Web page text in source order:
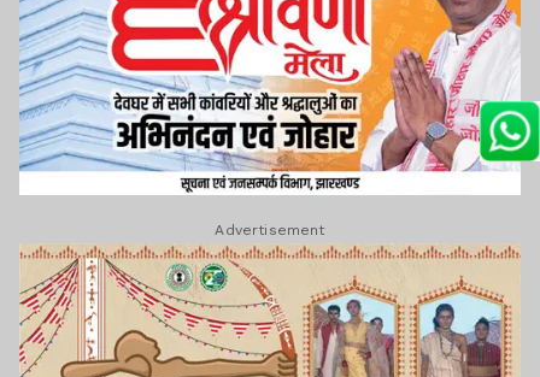
Advertisement